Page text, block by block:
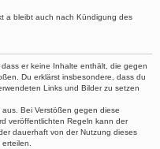
a bleibt auch nach Kündigung des
er keine Inhalte enthält, die gegen
Du erklärst insbesondere, dass du
Links und Bilder zu setzen
Bei Verstößen gegen diese
veröffentlichten Regeln kann der
dauerhaft von der Nutzung dieses